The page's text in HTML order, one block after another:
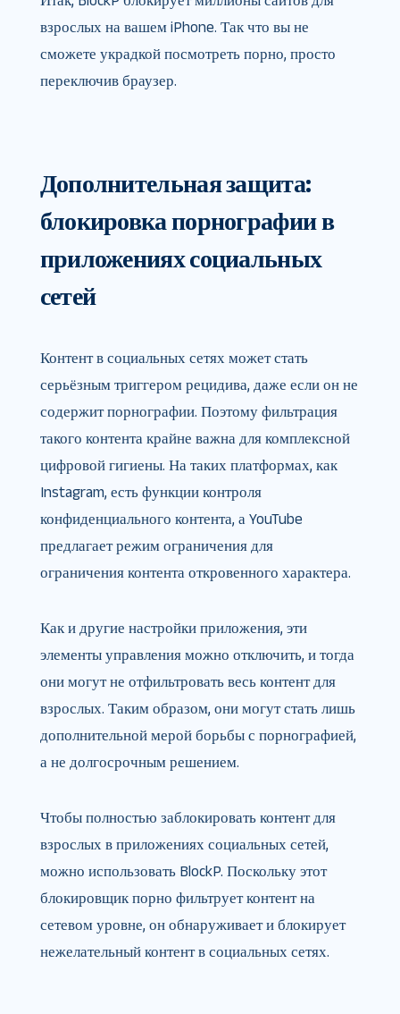
взрослых на вашем iPhone. Так что вы не
сможете украдкой посмотреть порно, просто
переключив браузер.
Дополнительная защита:
блокировка порнографии в
приложениях социальных
сетей
Контент в социальных сетях может стать
серьёзным триггером рецидива, даже если он не
содержит порнографии. Поэтому фильтрация
такого контента крайне важна для комплексной
цифровой гигиены. На таких платформах, как
Instagram, есть функции контроля
конфиденциального контента, а YouTube
предлагает режим ограничения для
ограничения контента откровенного характера.
Как и другие настройки приложения, эти
элементы управления можно отключить, и тогда
они могут не отфильтровать весь контент для
взрослых. Таким образом, они могут стать лишь
дополнительной мерой борьбы с порнографией,
а не долгосрочным решением.
Чтобы полностью заблокировать контент для
взрослых в приложениях социальных сетей,
можно использовать BlockP. Поскольку этот
блокировщик порно фильтрует контент на
сетевом уровне, он обнаруживает и блокирует
нежелательный контент в социальных сетях.